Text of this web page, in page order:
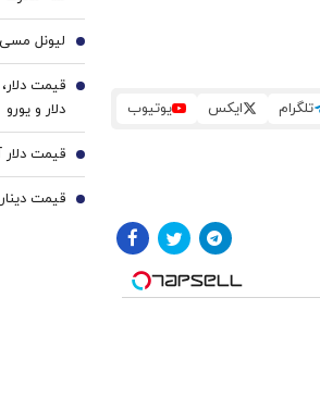
تلگرام ایکس یوتیوب
بهره در
لیونل مسی 7
دلار و یورو
8
قیمت دلار آزاد به 186 9
قیمت دینار عراق امروز 10